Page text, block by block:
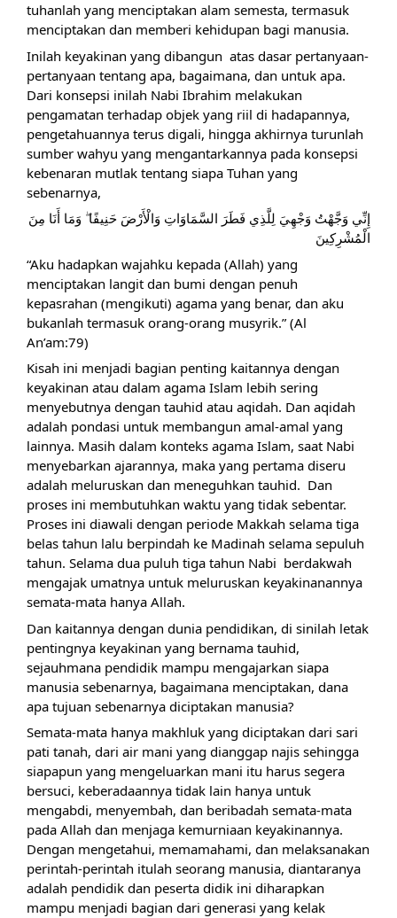
tuhanlah yang menciptakan alam semesta, termasuk
menciptakan dan memberi kehidupan bagi manusia.
Inilah keyakinan yang dibangun  atas dasar pertanyaan-
pertanyaan tentang apa, bagaimana, dan untuk apa.
Dari konsepsi inilah Nabi Ibrahim melakukan
pengamatan terhadap objek yang riil di hadapannya,
pengetahuannya terus digali, hingga akhirnya turunlah
sumber wahyu yang mengantarkannya pada konsepsi
kebenaran mutlak tentang siapa Tuhan yang
sebenarnya,
الْمُشْرِكِينَ
“Aku hadapkan wajahku kepada (Allah) yang
menciptakan langit dan bumi dengan penuh
kepasrahan (mengikuti) agama yang benar, dan aku
bukanlah termasuk orang-orang musyrik.” (Al
An’am:79)
Kisah ini menjadi bagian penting kaitannya dengan
keyakinan atau dalam agama Islam lebih sering
menyebutnya dengan tauhid atau aqidah. Dan aqidah
adalah pondasi untuk membangun amal-amal yang
lainnya. Masih dalam konteks agama Islam, saat Nabi
menyebarkan ajarannya, maka yang pertama diseru
adalah meluruskan dan meneguhkan tauhid.  Dan
proses ini membutuhkan waktu yang tidak sebentar.
Proses ini diawali dengan periode Makkah selama tiga
belas tahun lalu berpindah ke Madinah selama sepuluh
tahun. Selama dua puluh tiga tahun Nabi  berdakwah
mengajak umatnya untuk meluruskan keyakinanannya
semata-mata hanya Allah.
Dan kaitannya dengan dunia pendidikan, di sinilah letak
pentingnya keyakinan yang bernama tauhid,
sejauhmana pendidik mampu mengajarkan siapa
manusia sebenarnya, bagaimana menciptakan, dana
apa tujuan sebenarnya diciptakan manusia?
Semata-mata hanya makhluk yang diciptakan dari sari
pati tanah, dari air mani yang dianggap najis sehingga
siapapun yang mengeluarkan mani itu harus segera
bersuci, keberadaannya tidak lain hanya untuk
mengabdi, menyembah, dan beribadah semata-mata
pada Allah dan menjaga kemurniaan keyakinannya.
Dengan mengetahui, memamahami, dan melaksanakan
perintah-perintah itulah seorang manusia, diantaranya
adalah pendidik dan peserta didik ini diharapkan
mampu menjadi bagian dari generasi yang kelak